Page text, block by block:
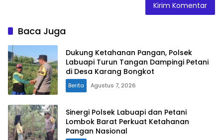
Baca Juga
Dukung Ketahanan Pangan, Polsek
Labuapi Turun Tangan Dampingi Petani
di Desa Karang Bongkot
Berita Agustus 7, 2026
Sinergi Polsek Labuapi dan Petani
Lombok Barat Perkuat Ketahanan
Pangan Nasional